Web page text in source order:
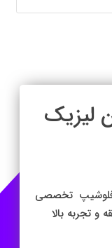
|
تخصصی